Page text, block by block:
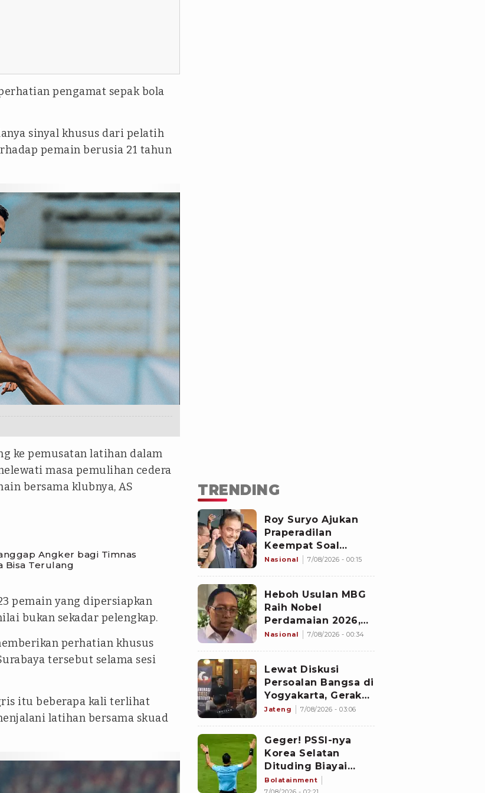
pengamat sepak bola
sinyal khusus dari pelatih
pemain berusia 21 tahun
ke pemusatan latihan dalam
masa pemulihan cedera
bersama klubnya, AS
Angker bagi Timnas
Bisa Terulang
pemain yang dipersiapkan
bukan sekadar pelengkap.
perhatian khusus
tersebut selama sesi
itu beberapa kali terlihat
latihan bersama skuad
TRENDING
Roy Suryo Ajukan
Praperadilan
Keempat Soal
Status Cekal
Nasional 7/08/2026 - 00:15
Heboh Usulan MBG
Raih Nobel
Perdamaian 2026,
Istana Akhirnya
Nasional 7/08/2026 - 00:34
Lewat Diskusi
Persoalan Bangsa di
Yogyakarta, Gerakan
Iqra Indonesia
Jateng 7/08/2026 - 03:06
Geger! PSSI-nya
Korea Selatan
Dituding Biayai
Hiburan Seks untuk
Bolatainment